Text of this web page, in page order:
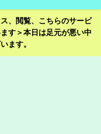
、閲覧、こちらのサービ
す＞本日は足元が悪い中
ます。